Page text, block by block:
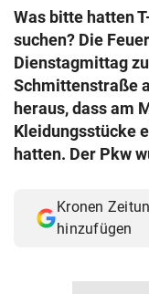
Was bitte hatten
suchen? Die
Dienstagmittag
Schmittenstraße
heraus, dass am
Kleidungsstücke
hatten. Der Pkw
Kronen
hinzufügen